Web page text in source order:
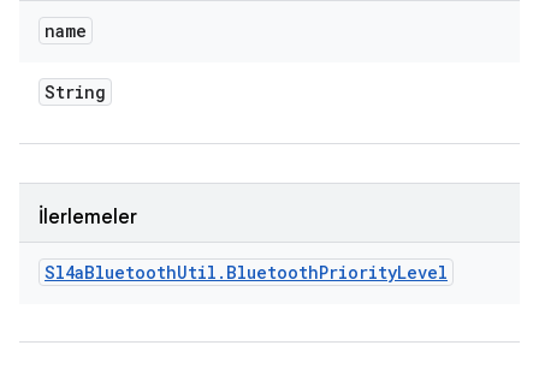
name
String
İlerlemeler
Sl4aBluetoothUtil . BluetoothPriorityLevel